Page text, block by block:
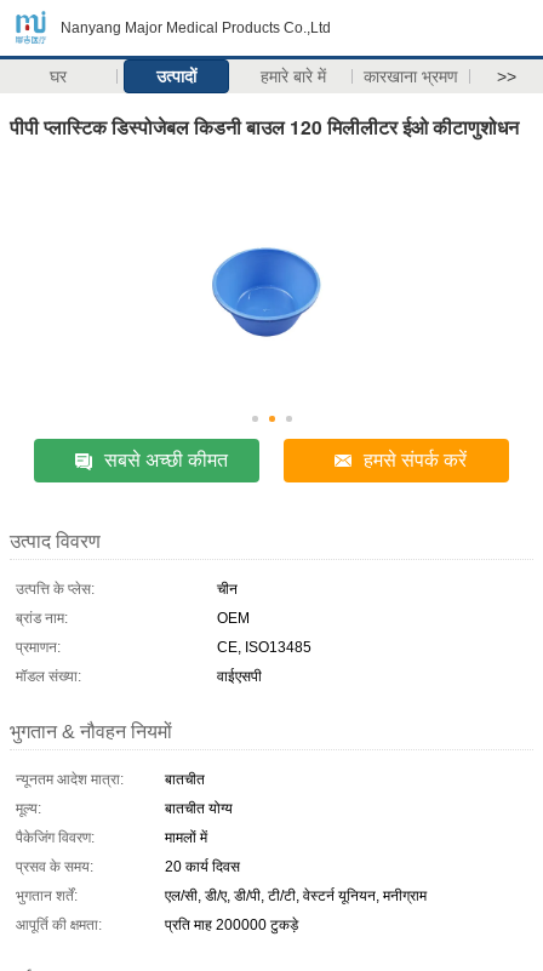
Nanyang Major Medical Products Co.,Ltd
घर उत्पादों हमारे बारे में कारखाना भ्रमण >>
पीपी प्लास्टिक डिस्पोजेबल किडनी बाउल 120 मिलीलीटर ईओ कीटाणुशोधन
सबसे अच्छी कीमत हमसे संपर्क करें
उत्पाद विवरण
उत्पत्ति के प्लेस:
चीन
ब्रांड नाम:
OEM
प्रमाणन:
CE, ISO13485
मॉडल संख्या:
वाईएसपी
भुगतान & नौवहन नियमों
न्यूनतम आदेश मात्रा:
बातचीत
मूल्य:
बातचीत योग्य
पैकेजिंग विवरण:
मामलों में
प्रसव के समय:
20 कार्य दिवस
भुगतान शर्तें:
एल/सी, डी/ए, डी/पी, टी/टी, वेस्टर्न यूनियन, मनीग्राम
आपूर्ति की क्षमता:
प्रति माह 200000 टुकड़े